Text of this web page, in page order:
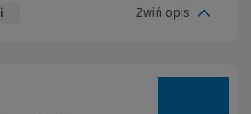
Zwiń opis